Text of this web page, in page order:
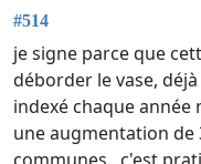
#514
je signe parce que
déborder le vase,
indexé chaque année
une augmentation de